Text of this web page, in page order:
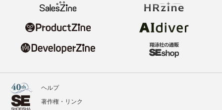
ヘルプ
著作権・リンク